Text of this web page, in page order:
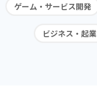
ゲーム・サービス開発
ビジネス・起業